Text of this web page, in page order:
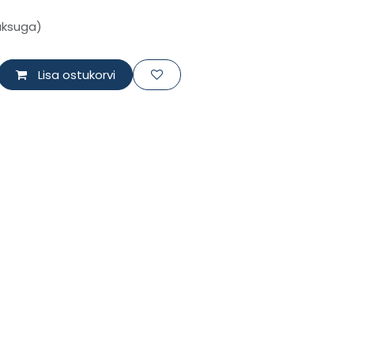
Lisa ostukorvi